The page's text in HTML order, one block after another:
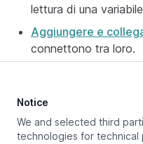
lettura di una
Aggiungere e
connettono tra loro.
Aggiornato a:
Notice
We and selected third
technologies for technical